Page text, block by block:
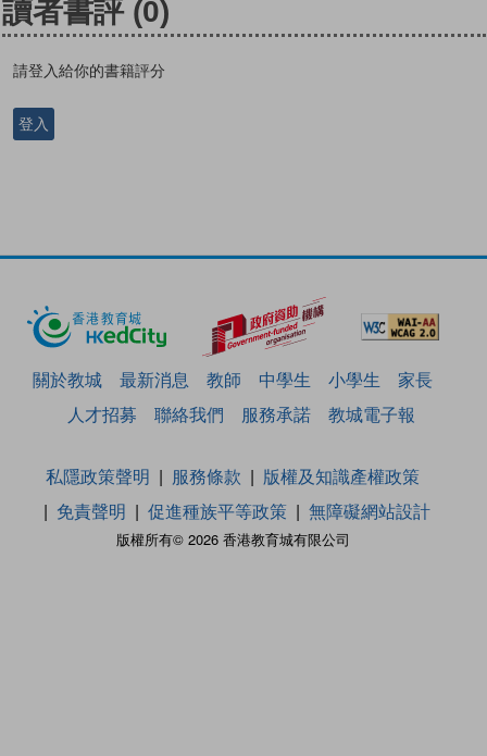
讀者書評 (0)
請登入給你的書籍評分
登入
關於教城 最新消息 教師 中學生 小學生
家長
人才招募
聯絡我們 服務承諾 教城電子報
版權所有© 2026 香港教育城有限公司
私隱政策聲明 服務條款
版權及知識產權政策
免責聲明
促進種族平等政策 無障礙網站設計